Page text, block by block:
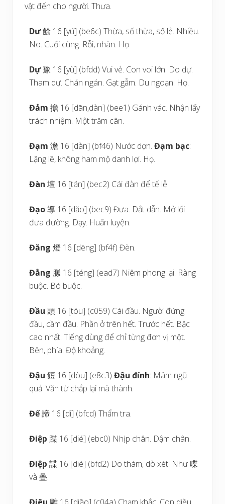
vật đến cho người. Thưa.
Dư餘 16 [yú] (be6c) Thừa, số thừa, số lẻ. Nhiều.
No. Cuối cùng. Rỗi, nhàn. Họ.
Dự豫 16 [yù] (bfdd) Vui vẻ. Con voi lớn. Do dự.
Tham dự. Chán ngán. Gạt gẫm. Du ngoạn. Họ.
Đảm擔 16 [dān,dàn] (bee1) Gánh vác. Nhận lấy
trách nhiệm. Một trăm cân.
Đạm澹 16 [dàn] (bf46) Nước dợn.Đạm bạc:
Lặng lẽ, không ham mộ danh lợi. Họ.
Đàn壇 16 [tán] (bec2) Cái đàn để tế lễ.
Đạo導 16 [dăo] (bec9) Đưa. Dắt dẫn. Mở lối
đưa đường. Dạy. Huấn luyện.
Đăng燈 16 [dēng] (bf4f) Đèn.
Đằng 縢 16 [téng] (ead7) Niêm phong lại. Ràng
buộc. Bó buộc.
Đầu 頭 16 [tóu] (c059) Cái đầu. Người đứng
đầu, cầm đầu. Phần ở trên hết. Trước hết. Bậc
cao nhất. Tiếng dùng để chỉ từng đơn vị một.
Bên, phía. Độ khoảng.
Đậu餖 16 [dòu] (e8c3)Đậu đính: Mâm ngũ
quả. Văn từ chắp lại mà thành.
Đế諦 16 [dì] (bfcd) Thẩm tra.
Điệp 蹀 16 [dié] (ebc0) Nhịp chân. Dậm chân.
Điệp諜 16 [dié] (bfd2) Do thám, dò xét. Như 喋
và 曡.